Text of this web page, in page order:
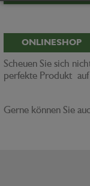
ONLINESHOP
Scheuen Sie sich
perfekte Produkt auf
Gerne können Sie